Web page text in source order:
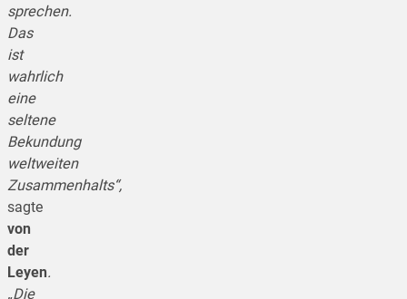
sprechen.
Das
ist
wahrlich
eine
seltene
Bekundung
weltweiten
Zusammenhalts“,
sagte
von
der
Leyen.
„Die